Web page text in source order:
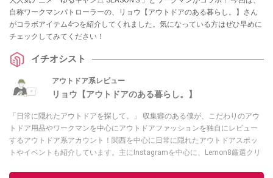
自称ワークマンパトローラーの、リョウ【アウトドアのある暮らし。】さん
がコラボアイテム4つを紹介してくれました。気になっている方はぜひ早めに
チェックしてみてください！
イチオシスト
アウトドア系レビュー
リョウ【アウトドアのある暮らし。】
「日常に隠れたアウトドアを探して。」 収集癖のある僕が、こだわりのアウ
トドア用品やワークマンを中心にアウトドアファッションを独自にレビュー
するアウトドア系アカウント！関西を中心に日常に隠れたアウトドアスポッ
トやイベントも紹介しています。主にInstagramを中心に、Lemon8厳選クリ